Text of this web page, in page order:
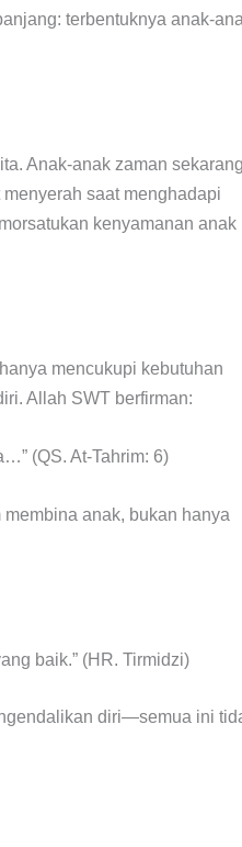
terbentuknya anak-
Anak-anak zaman
saat menghadapi
kenyamanan anak
mencukupi kebutuhan
Allah SWT berfirman:
(QS. At-Tahrim: 6)
anak, bukan hanya
baik.” (HR. Tirmidzi)
diri—semua ini